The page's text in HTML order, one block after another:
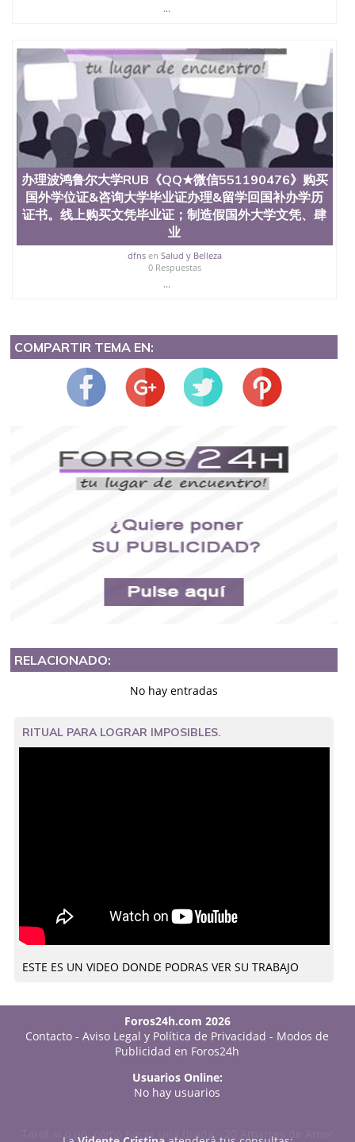
...
办理波鸿鲁尔大学RUB《QQ★微信551190476》购买
国外学位证&咨询大学毕业证办理&留学回国补办学历
证书。线上购买文凭毕业证；制造假国外大学文凭、肆
业
dfnsen Salud y Belleza
0 Respuestas
...
COMPARTIR TEMA EN:
RELACIONADO:
No hay entradas
RITUAL PARA LOGRAR IMPOSIBLES.
ESTE ES UN VIDEO DONDE PODRAS VER SU TRABAJO
Foros24h.com 2026
Contacto -Aviso Legal y Política de Privacidad - Modos de
Publicidad en Foros24h
Usuarios Online:
No hay usuarios
Tarot sí o no: cómo hacer una tirada-
20 Amarres de Amor